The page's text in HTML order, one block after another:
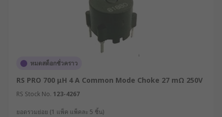
หมดสต็อกชั่วคราว
RS PRO 700 μH 4 A Common Mode Choke 27 mΩ 250V
RS Stock No. 123-4267
ยอดรวมย่อย (1 แพ็ค แพ็คละ 5 ชิ้น)